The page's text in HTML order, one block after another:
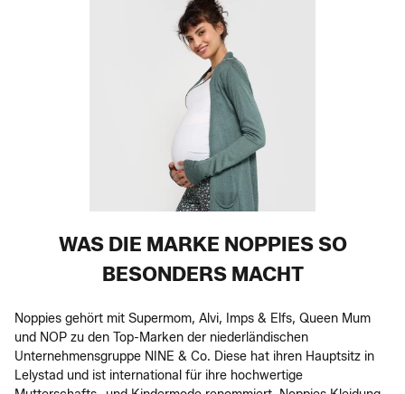
WAS DIE MARKE NOPPIES SO
BESONDERS MACHT
Noppies gehört mit Supermom, Alvi, Imps & Elfs, Queen Mum
und NOP zu den Top-Marken der niederländischen
Unternehmensgruppe NINE & Co. Diese hat ihren Hauptsitz in
Lelystad und ist international für ihre hochwertige